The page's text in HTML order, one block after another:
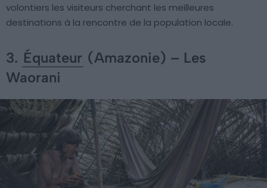
volontiers les visiteurs cherchant les meilleures
destinations à la rencontre de la population locale.
3. Équateur (Amazonie) – Les
Waorani